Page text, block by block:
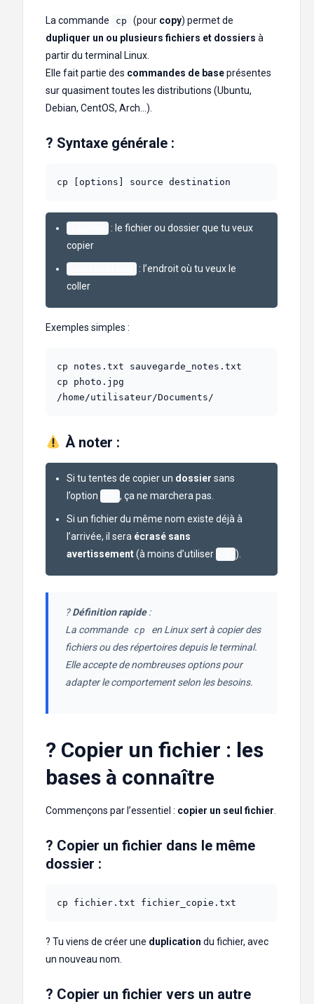
La commande cp (pour copy) permet de
dupliquer un ou plusieurs fichiers et dossiers à
partir du terminal Linux.
Elle fait partie des commandes de baseprésentes
sur quasiment toutes les distributions (Ubuntu,
Debian, CentOS, Arch…).
? Syntaxe générale :
cp [options] source destination
: le fichier ou dossier que tu veux
copier
: l’endroit où tu veux le
coller
Exemples simples :
cp notes.txt sauvegarde_notes.txt
cp photo.jpg
/home/utilisateur/Documents/
À noter :
Si tu tentes de copier un dossier sans
l’option
, ça ne marchera pas.
Si un fichier du même nom existe déjà à
l’arrivée, il sera écrasé sans
avertissement(à moins d’utiliser ).
?Définition rapide:
La commande cp
en Linux sert à copier des
fichiers ou des répertoires depuis le terminal.
Elle accepte de nombreuses options pour
adapter le comportement selon les besoins.
? Copier un fichier : les
bases à connaître
Commençons par l’essentiel : copier un seul fichier
? Copier un fichier dans le même
dossier :
cp fichier.txt fichier_copie.txt
? Tu viens de créer une duplication du fichier, avec
un nouveau nom.
? Copier un fichier vers un autre